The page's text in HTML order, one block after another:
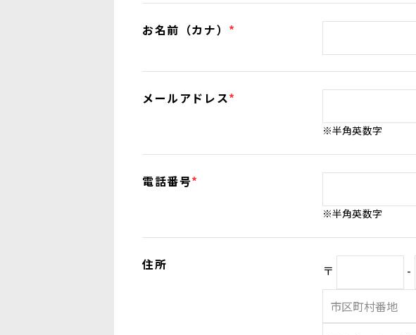
お名前（カナ） *
メールアドレス*
※半角英数字
電話番号*
※半角英数字
住所 〒 -